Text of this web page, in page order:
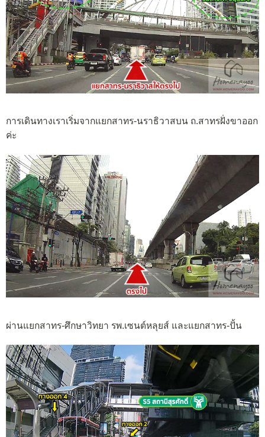
การเดินทางเราเริ่มจากแยกสาทร-นราธิวาสบน ถ.สาทรฝั่งขาออก
ค่ะ
ผ่านแยกสาทร-ศึกษาวิทยา รพ.เซนต์หลุยส์ และแยกสาทร-ปั้น